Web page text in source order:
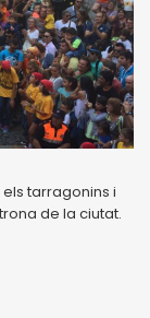
tarragonins i
de la ciutat.